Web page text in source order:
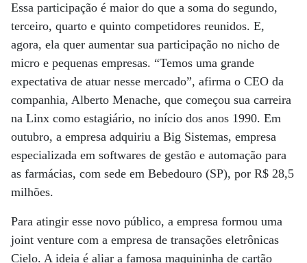
Essa participação é maior do que a soma do segundo,
terceiro, quarto e quinto competidores reunidos. E,
agora, ela quer aumentar sua participação no nicho de
micro e pequenas empresas. “Temos uma grande
expectativa de atuar nesse mercado”, afirma o CEO da
companhia, Alberto Menache, que começou sua carreira
na Linx como estagiário, no início dos anos 1990. Em
outubro, a empresa adquiriu a Big Sistemas, empresa
especializada em softwares de gestão e automação para
as farmácias, com sede em Bebedouro (SP), por R$ 28,5
milhões.
Para atingir esse novo público, a empresa formou uma
joint venture com a empresa de transações eletrônicas
Cielo. A ideia é aliar a famosa maquininha de cartão